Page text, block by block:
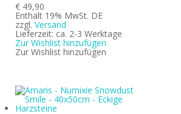
€ 49,90
Enthält 19% MwSt. DE
zzgl.Versand
Lieferzeit: ca. 2-3 Werktage
Zur Wishlist hinzufügen
Zur Wishlist hinzufügen